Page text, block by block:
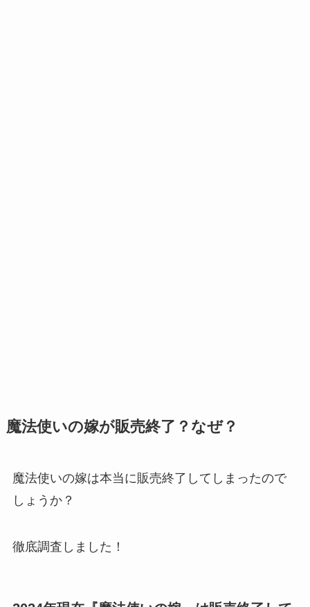
魔法使いの嫁が販売終了？なぜ？
魔法使いの嫁は本当に販売終了してしまったので
しょうか？
徹底調査しました！